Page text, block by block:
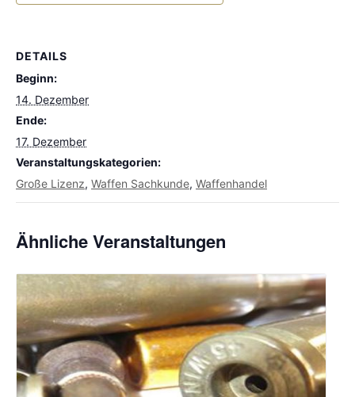
DETAILS
Beginn:
14. Dezember
Ende:
17. Dezember
Veranstaltungskategorien:
Große Lizenz, Waffen Sachkunde, Waffenhandel
Ähnliche Veranstaltungen